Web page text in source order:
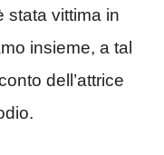
stata vittima in
insieme, a tal
dell’attrice